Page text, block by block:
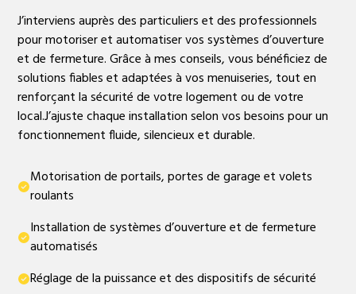
J’interviens auprès des particuliers et des professionnels
pour motoriser et automatiser vos systèmes d’ouverture
et de fermeture. Grâce à mes conseils, vous bénéficiez de
solutions fiables et adaptées à vos menuiseries, tout en
renforçant la sécurité de votre logement ou de votre
local.J’ajuste chaque installation selon vos besoins pour un
fonctionnement fluide, silencieux et durable.
Motorisation de portails, portes de garage et volets
roulants
Installation de systèmes d’ouverture et de fermeture
automatisés
Réglage de la puissance et des dispositifs de sécurité